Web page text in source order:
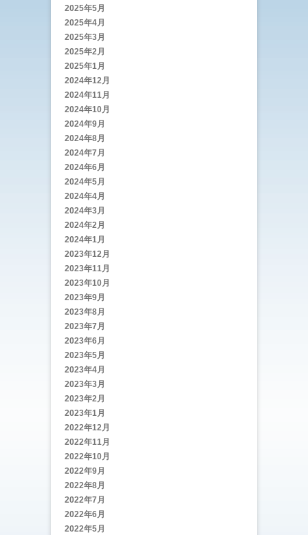
2025年5月
2025年4月
2025年3月
2025年2月
2025年1月
2024年12月
2024年11月
2024年10月
2024年9月
2024年8月
2024年7月
2024年6月
2024年5月
2024年4月
2024年3月
2024年2月
2024年1月
2023年12月
2023年11月
2023年10月
2023年9月
2023年8月
2023年7月
2023年6月
2023年5月
2023年4月
2023年3月
2023年2月
2023年1月
2022年12月
2022年11月
2022年10月
2022年9月
2022年8月
2022年7月
2022年6月
2022年5月